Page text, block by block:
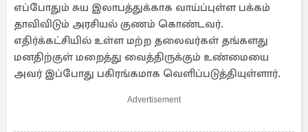
எப்போதும் சுய இலாபத்துக்காக வாய்ப்புள்ள பக்கம்
தாவிவிடும் அரசியல் குணம் கொண்டவர்.
எதிர்க்கட்சியில் உள்ள மற்ற தலைவர்கள் தங்களது
மனதிற்குள் மறைத்து வைத்திருக்கும் உண்மையை
அவர் இப்போது பகிரங்கமாக வெளிப்படுத்தியுள்ளார்.
Advertisement